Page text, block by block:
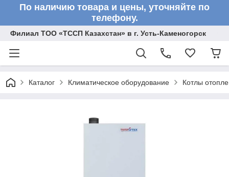
По наличию товара и цены, уточняйте по
телефону.
Филиал ТОО «ТССП Казахстан» в г. Усть-Каменогорск
Каталог Климатическое оборудование Котлы